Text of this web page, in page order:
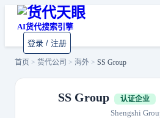
AI货代搜索引擎
登录 / 注册
首页 > 货代公司 > 海外 > SS Group
SS Group 认证企业
Shengshi